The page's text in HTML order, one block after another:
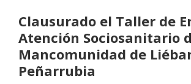
Clausurado el Taller de
Atención Sociosanitario
Mancomunidad de
Peñarrubia